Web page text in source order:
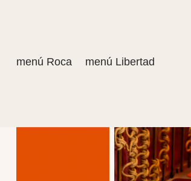
menú Roca menú Libertad